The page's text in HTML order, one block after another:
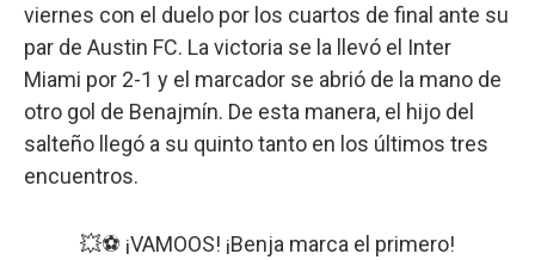
viernes con el duelo por los cuartos de final ante su
par de Austin FC. La victoria se la llevó el Inter
Miami por 2-1 y el marcador se abrió de la mano de
otro gol de Benajmín. De esta manera, el hijo del
salteño llegó a su quinto tanto en los últimos tres
encuentros.
💥⚽️ ¡VAMOOS! ¡Benja marca el primero!